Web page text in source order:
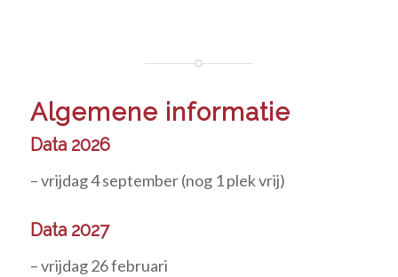
Algemene informatie
Data 2026
– vrijdag 4 september (nog 1 plek vrij)
Data 2027
– vrijdag 26 februari